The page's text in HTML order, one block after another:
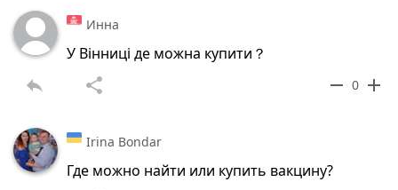
Инна
У Вінниці дe можна купити？
reply share remove 0 add
Irina Bondar
Где можно найти или купить вакцину?